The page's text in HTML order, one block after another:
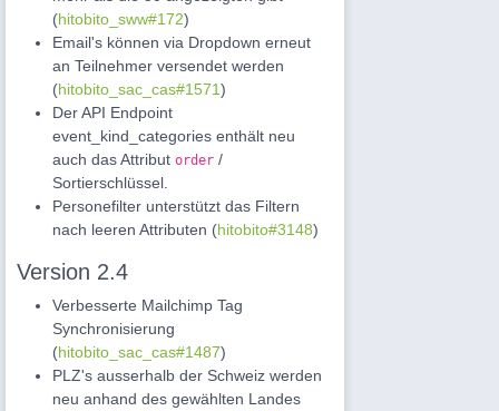
(hitobito_sww#172)
Email's können via Dropdown erneut
an Teilnehmer versendet werden
(hitobito_sac_cas#1571)
Der API Endpoint
event_kind_categories enthält neu
auch das Attribut order /
Sortierschlüssel.
Personefilter unterstützt das Filtern
nach leeren Attributen (hitobito#3148)
Version 2.4
Verbesserte Mailchimp Tag
Synchronisierung
(hitobito_sac_cas#1487)
PLZ's ausserhalb der Schweiz werden
neu anhand des gewählten Landes